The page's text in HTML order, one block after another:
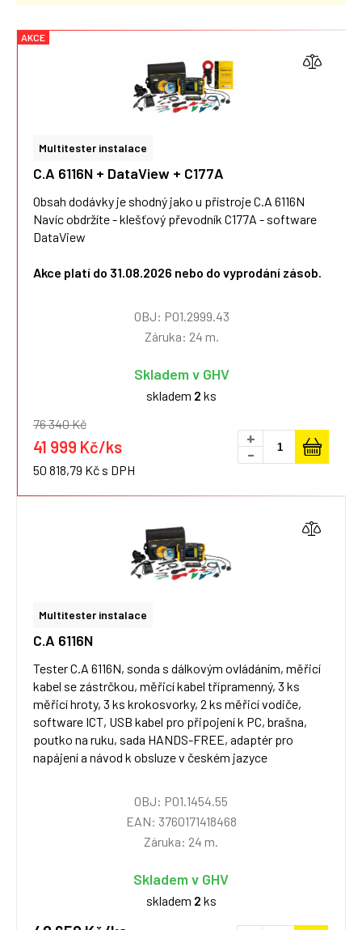
Multitester instalace
C.A 6116N + DataView + C177A
Obsah dodávky je shodný jako u přístroje C.A 6116N
Navíc obdržíte - klešťový převodník C177A - software
DataView
Akce platí do 31.08.2026 nebo do vyprodání zásob.
AKCE
OBJ: P01.2999.43
Záruka: 24 m.
Skladem v GHV
skladem 2 ks
76 340 Kč
41 999 Kč/ks
50 818,79 Kč s DPH
+
-
Multitester instalace
C.A 6116N
Tester C.A 6116N, sonda s dálkovým ovládáním, měřicí
kabel se zástrčkou, měřicí kabel třípramenný, 3 ks
měřicí hroty, 3 ks krokosvorky, 2 ks měřicí vodiče,
software ICT, USB kabel pro připojení k PC, brašna,
poutko na ruku, sada HANDS-FREE, adaptér pro
napájení a návod k obsluze v českém jazyce
OBJ: P01.1454.55
EAN: 3760171418468
Záruka: 24 m.
Skladem v GHV
skladem 2 ks